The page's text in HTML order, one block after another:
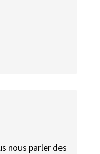
nous parler des